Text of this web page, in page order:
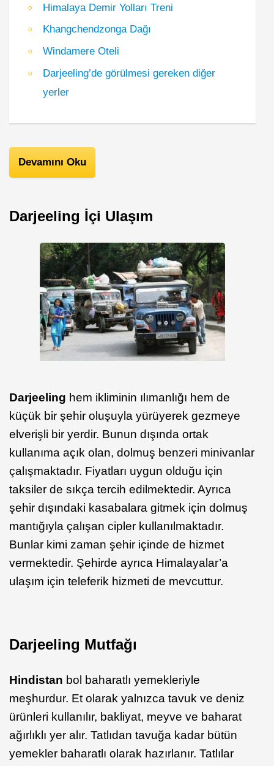
Himalaya Demir Yolları Treni
Khangchendzonga Dağı
Windamere Oteli
Darjeeling’de görülmesi gereken diğer
yerler
Devamını Oku
Darjeeling İçi Ulaşım
Darjeeling hem ikliminin ılımanlığı hem de
küçük bir şehir oluşuyla yürüyerek gezmeye
elverişli bir yerdir. Bunun dışında ortak
kullanıma açık olan, dolmuş benzeri minivanlar
çalışmaktadır. Fiyatları uygun olduğu için
taksiler de sıkça tercih edilmektedir. Ayrıca
şehir dışındaki kasabalara gitmek için dolmuş
mantığıyla çalışan cipler kullanılmaktadır.
Bunlar kimi zaman şehir içinde de hizmet
vermektedir. Şehirde ayrıca Himalayalar’a
ulaşım için teleferik hizmeti de mevcuttur.
Darjeeling Mutfağı
Hindistan bol baharatlı yemekleriyle
meşhurdur. Et olarak yalnızca tavuk ve deniz
ürünleri kullanılır, bakliyat, meyve ve baharat
ağırlıklı yer alır. Tatlıdan tavuğa kadar bütün
yemekler baharatlı olarak hazırlanır. Tatlılar